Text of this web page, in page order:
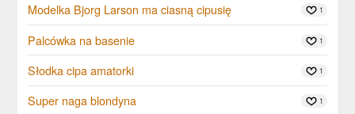
Modelka Bjorg Larson ma ciasną cipusię 1
Palcówka na basenie 1
Słodka cipa amatorki 1
Super naga blondyna 1